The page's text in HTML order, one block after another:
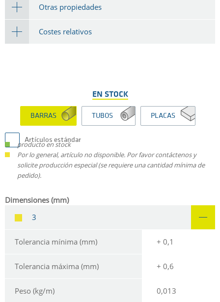
Otras propiedades
Costes relativos
EN STOCK
BARRAS TUBOS PLACAS
Artículos estándar
producto en stock
Por lo general, artículo no disponible. Por favor contáctenos y
solicite producción especial (se requiere una cantidad mínima de
pedido).
Dimensiones (mm)
3
Tolerancia mínima (mm) + 0,1
Tolerancia máxima (mm) + 0,6
Peso (kg/m) 0,013